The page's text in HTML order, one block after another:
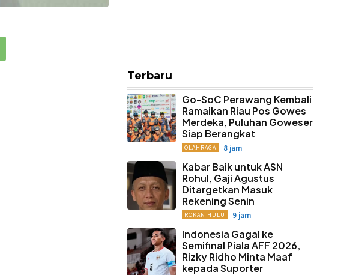
Terbaru
Go-SoC Perawang Kembali
Ramaikan Riau Pos Gowes
Merdeka, Puluhan Goweser
Siap Berangkat
OLAHRAGA 8 jam
Kabar Baik untuk ASN
Rohul, Gaji Agustus
Ditargetkan Masuk
Rekening Senin
ROKAN HULU 9 jam
Indonesia Gagal ke
Semifinal Piala AFF 2026,
Rizky Ridho Minta Maaf
kepada Suporter